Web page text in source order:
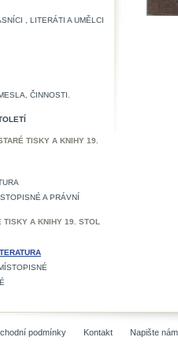
, LITERÁTI A UMĚLCI
ČINNOSTI.
TISKY A KNIHY 19.
A PRÁVNÍ
TISKY A KNIHY 19. STOL
podmínky Kontakt Napište nám